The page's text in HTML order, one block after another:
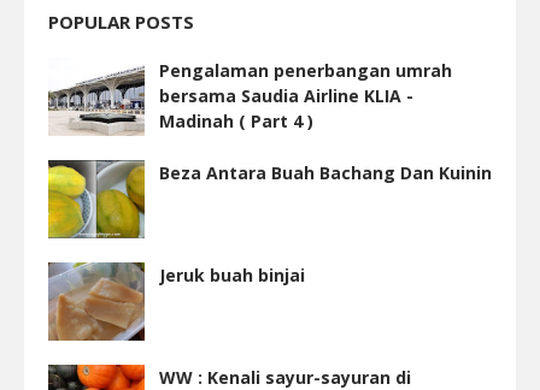
POPULAR POSTS
Pengalaman penerbangan umrah
bersama Saudia Airline KLIA -
Madinah ( Part 4 )
Beza Antara Buah Bachang Dan Kuinin
Jeruk buah binjai
WW : Kenali sayur-sayuran di